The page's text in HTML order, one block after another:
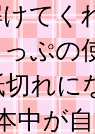
てく
ぷの
れに
中が